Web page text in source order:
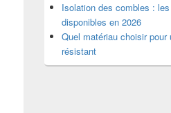
Isolation des combles :
disponibles en 2026
Quel matériau choisir pour
résistant